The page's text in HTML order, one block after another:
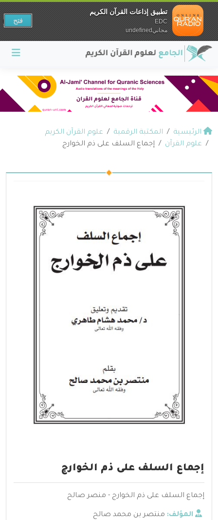
الرئيسية المكتبة الرقمية
علوم القرآن الكريم
علوم القرآن
إجماع السلف على ذم الخوارج
إجماع السلف على ذم الخوارج
إجماع السلف على ذم الخوارج - منصر صالح
المؤلف: منتصر بن محمد صالح
تطبيق إذاعات القرآن الكريم
EDC
مجانيundefined
فتح